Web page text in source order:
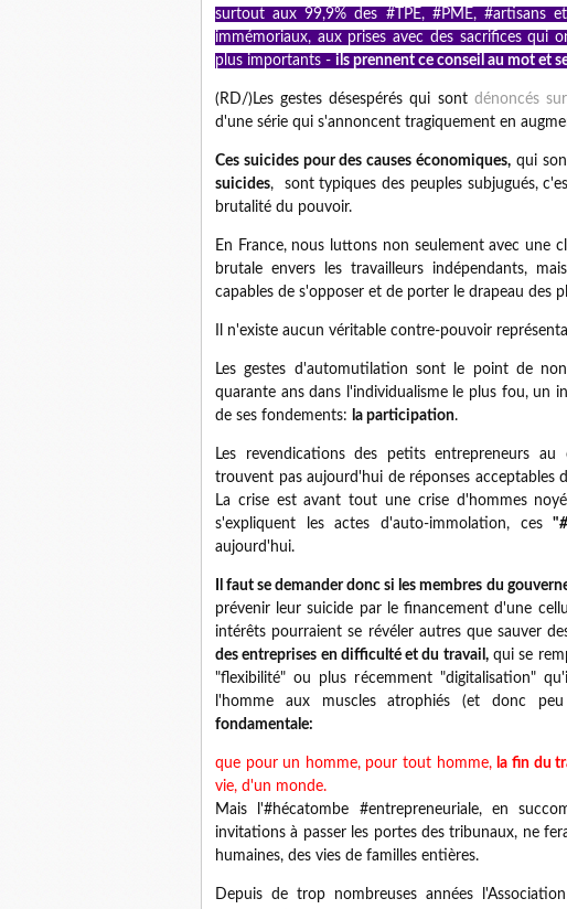
surtout aux 99,9% des #TPE, #PME, #artisans
immémoriaux, aux prises avec des sacrifices qui
plus importants - ils prennent ce conseil au mot et
(RD/)Les gestes désespérés qui sont dénoncés
d'une série qui s'annoncent tragiquement en
Ces suicides pour des causes économiques, qui
suicides, sont typiques des peuples subjugués,
brutalité du pouvoir.
En France, nous luttons non seulement avec une
brutale envers les travailleurs indépendants,
capables de s'opposer et de porter le drapeau des
Il n'existe aucun véritable contre-pouvoir
Les gestes d'automutilation sont le point de
quarante ans dans l'individualisme le plus fou, un
de ses fondements: la participation.
Les revendications des petits entrepreneurs
trouvent pas aujourd'hui de réponses
La crise est avant tout une crise d'hommes
s'expliquent les actes d'auto-immolation, ces"
aujourd'hui.
Il faut se demander donc si les membres du
prévenir leur suicide par le financement d'une
intérêts pourraient se révéler autres que sauver
des entreprises en difficulté et du travail,qui se
"flexibilité" ou plus récemment "digitalisation"
l'homme aux muscles atrophiés (et donc peu
fondamentale:
que pour un homme, pour tout homme, la fin du
vie, d'un monde.
Mais l'#hécatombe #entrepreneuriale, en
invitations à passer les portes des tribunaux, ne
humaines, des vies de familles entières.
Depuis de trop nombreuses années